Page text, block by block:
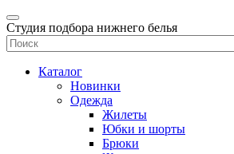
Студия подбора нижнего белья
Каталог
Новинки
Одежда
Жилеты
Юбки и шорты
Брюки